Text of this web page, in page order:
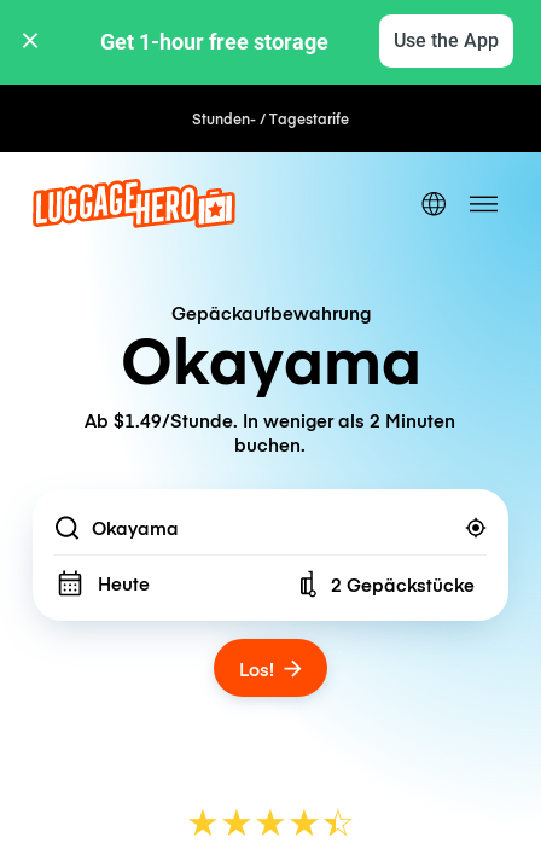
Get 1-hour free storage Use the App
Stunden- / Tagestarife
Gepäckaufbewahrung
Okayama
Ab $1.49/Stunde. In weniger als 2 Minuten
buchen.
Location
Heute Number of bags
2 Gepäckstücke
Los!
★★★★☆
★